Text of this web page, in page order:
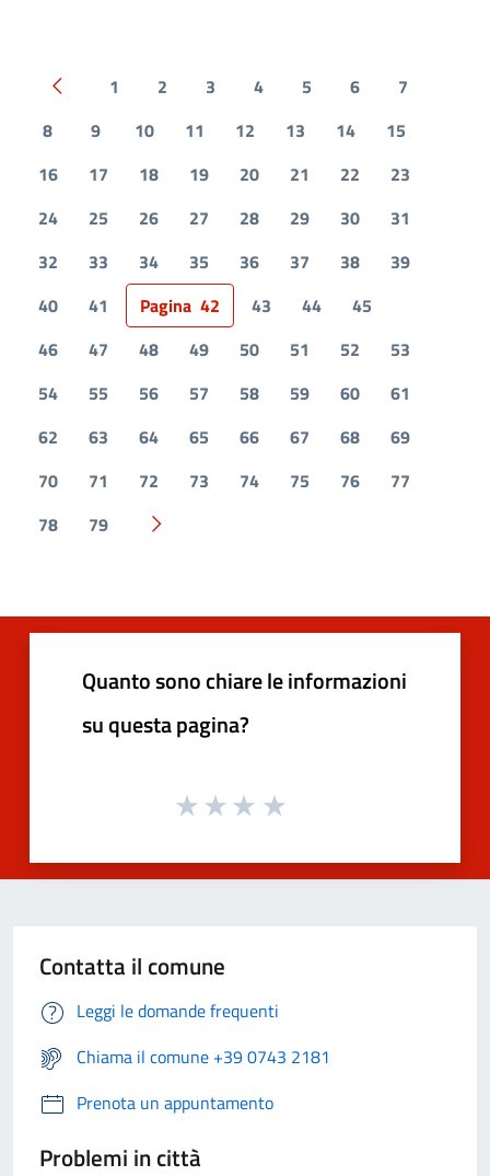
Pagina precedente
1 2 3 4 5 6
7
8
9 10 11 12 13 14
15
16
17 18 19 20 21 22
23
24
25 26 27 28 29 30
31
32
33 34 35 36 37 38
39
40
41 Pagina 42 43 44
45
46
47 48 49 50 51 52
53
54
55 56 57 58 59 60
61
62
63 64 65 66 67 68
69
70
71 72 73 74 75 76
77
78
79 Pagina successiva
Quanto sono chiare le informazioni
su questa pagina?
Contatta il comune
Leggi le domande frequenti
Chiama il comune +39 0743 2181
Prenota un appuntamento
Problemi in città